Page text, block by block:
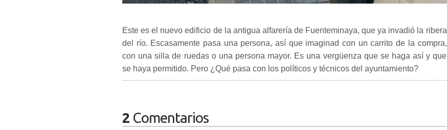
Este es el nuevo edificio de la antigua alfarería de Fuenteminaya, que ya invadió la ribera
del río. Escasamente pasa una persona, así que imaginad con un carrito de la compra,
con una silla de ruedas o una persona mayor. Es una vergüenza que se haga así y que
se haya permitido. Pero ¿Qué pasa con los políticos y técnicos del ayuntamiento?
2 Comentarios